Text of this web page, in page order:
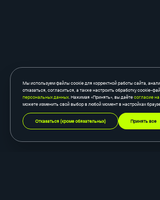
Мы используем файлы cookie для корректной работы сайта,
отказаться, согласиться, а также настроить обработку cookie-
персональных данных . Нажимая «Принять», вы даётесогласие
можете изменить свой выбор в любой момент в настройках
Отказаться (кроме обязательных) Принять все